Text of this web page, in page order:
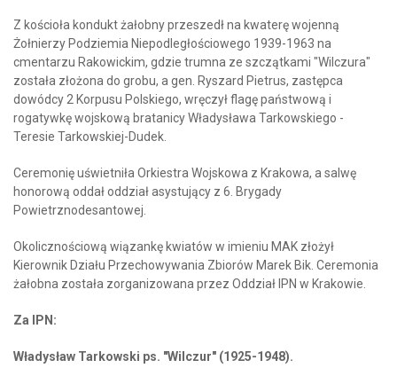
Z kościoła kondukt żałobny przeszedł na kwaterę wojenną
Żołnierzy Podziemia Niepodległościowego 1939-1963 na
cmentarzu Rakowickim, gdzie trumna ze szczątkami "Wilczura"
została złożona do grobu, a gen. Ryszard Pietrus, zastępca
dowódcy 2 Korpusu Polskiego, wręczył flagę państwową i
rogatywkę wojskową bratanicy Władysława Tarkowskiego -
Teresie Tarkowskiej-Dudek.
Ceremonię uświetniła Orkiestra Wojskowa z Krakowa, a salwę
honorową oddał oddział asystujący z 6. Brygady
Powietrznodesantowej.
Okolicznościową wiązankę kwiatów w imieniu MAK złożył
Kierownik Działu Przechowywania Zbiorów Marek Bik. Ceremonia
żałobna została zorganizowana przez Oddział IPN w Krakowie.
Za IPN:
Władysław Tarkowski ps. "Wilczur" (1925-1948).